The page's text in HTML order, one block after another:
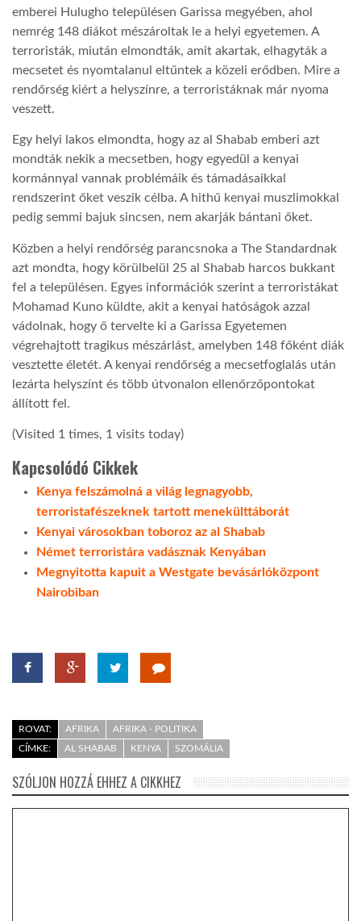
A NAP SZÉPE
LINKTR.EE
DOBRAVERO.HU
GLOBOBOOK
emberei Hulugho településen Garissa megyében, ahol
nemrég 148 diákot mészároltak le a helyi egyetemen. A
terroristák, miután elmondták, amit akartak, elhagyták a
mecsetet és nyomtalanul eltűntek a közeli erődben. Mire a
rendőrség kiért a helyszínre, a terroristáknak már nyoma
veszett.
Egy helyi lakos elmondta, hogy az al Shabab emberi azt
mondták nekik a mecsetben, hogy egyedül a kenyai
kormánnyal vannak problémáik és támadásaikkal
rendszerint őket veszik célba. A hithű kenyai muszlimokkal
pedig semmi bajuk sincsen, nem akarják bántani őket.
Közben a helyi rendőrség parancsnoka a The Standardnak
azt mondta, hogy körülbelül 25 al Shabab harcos bukkant
fel a településen. Egyes információk szerint a terroristákat
Mohamad Kuno küldte, akit a kenyai hatóságok azzal
vádolnak, hogy ő tervelte ki a Garissa Egyetemen
végrehajtott tragikus mészárlást, amelyben 148 főként diák
vesztette életét. A kenyai rendőrség a mecsetfoglalás után
lezárta helyszínt és több útvonalon ellenőrzőpontokat
állított fel.
(Visited 1 times, 1 visits today)
Kapcsolódó Cikkek
Kenya felszámolná a világ legnagyobb,
terroristafészeknek tartott menekülttáborát
Kenyai városokban toboroz az al Shabab
Német terroristára vadásznak Kenyában
Megnyitotta kapuit a Westgate bevásárlóközpont
Nairobiban
ROVAT: AFRIKA
AFRIKA - POLITIKA
CÍMKE:
AL SHABAB KENYA SZOMÁLIA
SZÓLJON HOZZÁ EHHEZ A CIKKHEZ